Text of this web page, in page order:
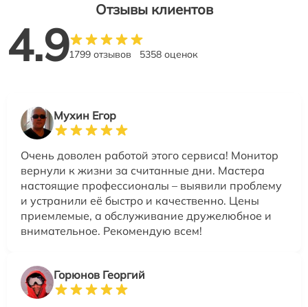
Отзывы клиентов
4.91799 отзывов 5358 оценок
Мухин Егор
Очень доволен работой этого сервиса! Монитор
вернули к жизни за считанные дни. Мастера
настоящие профессионалы – выявили проблему
и устранили её быстро и качественно. Цены
приемлемые, а обслуживание дружелюбное и
внимательное. Рекомендую всем!
Горюнов Георгий